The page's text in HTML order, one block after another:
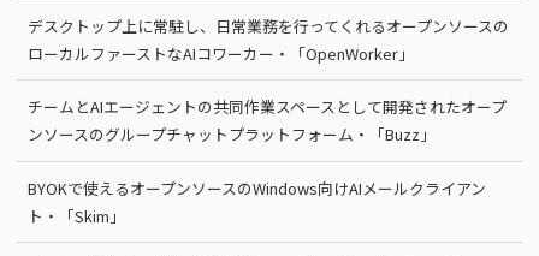
デスクトップ上に常駐し、日常業務を行ってくれるオープンソースの
ローカルファーストなAIコワーカー・「OpenWorker」
チームとAIエージェントの共同作業スペースとして開発されたオープ
ンソースのグループチャットプラットフォーム・「Buzz」
BYOKで使えるオープンソースのWindows向けAIメールクライアン
ト・「Skim」